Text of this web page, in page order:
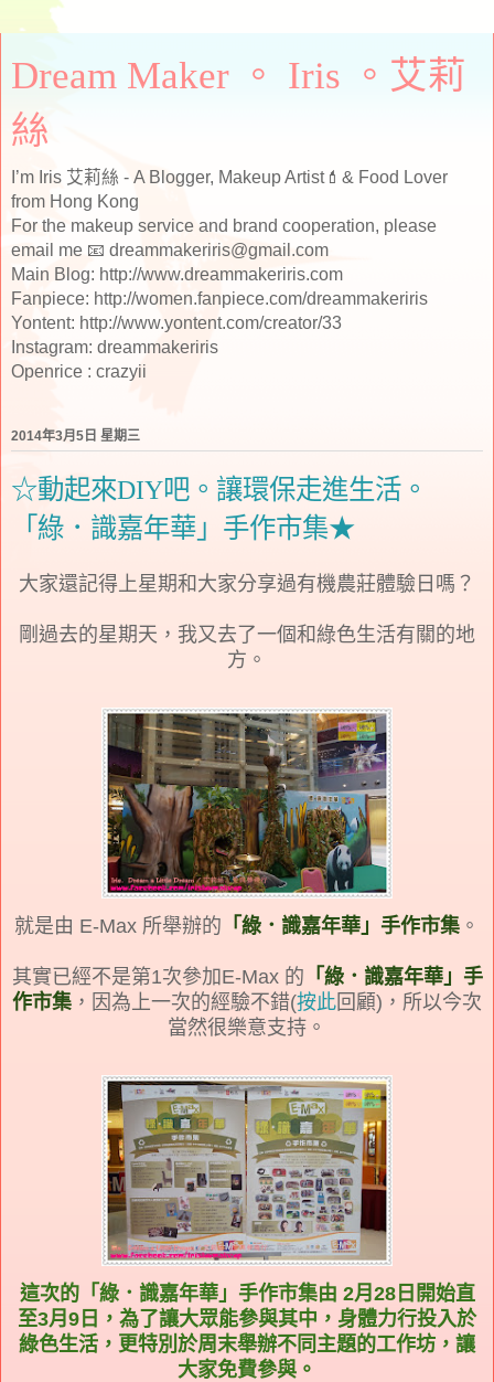
Dream Maker 。 Iris 。艾莉
絲
I’m Iris 艾莉絲 - A Blogger, Makeup Artist💄& Food Lover
from Hong Kong
For the makeup service and brand cooperation, please
email me 📧 dreammakeriris@gmail.com
Main Blog: http://www.dreammakeriris.com
Fanpiece: http://women.fanpiece.com/dreammakeriris
Yontent: http://www.yontent.com/creator/33
Instagram: dreammakeriris
Openrice : crazyii
2014年3月5日 星期三
☆動起來DIY吧。讓環保走進生活。
「綠．識嘉年華」手作市集★
大家還記得上星期和大家分享過有機農莊體驗日嗎？
剛過去的星期天，我又去了一個和綠色生活有關的地
方。
就是由 E-Max 所舉辦的 「綠．識嘉年華」手作市集 。
其實已經不是第1次參加E-Max 的 「綠．識嘉年華」手
作市集 ，因為上一次的經驗不錯(按此回顧)，所以今次
當然很樂意支持。
這次的「綠．識嘉年華」手作市集由 2月28日開始直
至3月9日，為了讓大眾能參與其中，身體力行投入於
綠色生活，更特別於周末舉辦不同主題的工作坊，讓
大家免費參與。